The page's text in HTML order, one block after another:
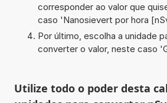
corresponder ao valor que
caso 'Nanosievert por hora
Por último, escolha a unidade
converter o valor, neste caso '
Utilize todo o poder desta